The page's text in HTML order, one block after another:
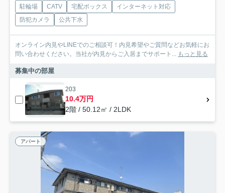
駐輪場 CATV 宅配ボックス
インターネット対応
防犯カメラ
公共下水
オンライン内見やLINEでのご相談可！内見希望やご質問などお気軽にお
問い合わせください。当社が内見からご入居までサポート... もっと見る
募集中の部屋
203
10.4万円
2階 / 50.12㎡ / 2LDK
アパート